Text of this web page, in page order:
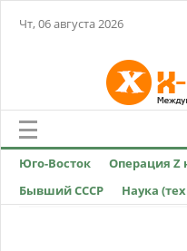
Чт, 06 августа 2026
Юго-Восток Операция Z
Бывший СССР
Наука